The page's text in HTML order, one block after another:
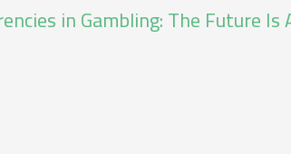
in Gambling: The Future